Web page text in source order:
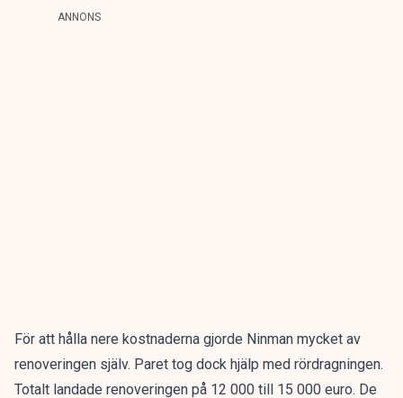
ANNONS
För att hålla nere kostnaderna gjorde Ninman mycket av
renoveringen själv. Paret tog dock hjälp med rördragningen.
Totalt landade renoveringen på 12 000 till 15 000 euro. De